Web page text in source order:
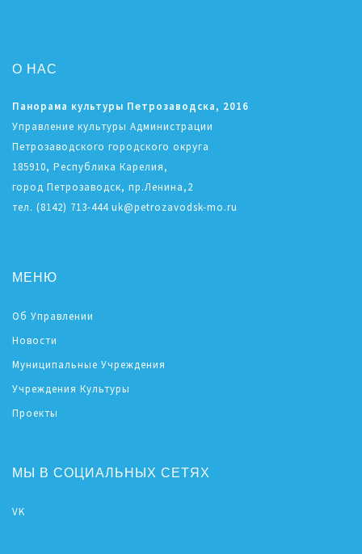
О НАС
Панорама культуры Петрозаводска, 2016
Управление культуры Администрации
Петрозаводского городского округа
185910, Республика Карелия,
город Петрозаводск, пр.Ленина,2
тел. (8142) 713-444 uk@petrozavodsk-mo.ru
МЕНЮ
Об Управлении
Новости
Муниципальные Учреждения
Учреждения Культуры
Проекты
МЫ В СОЦИАЛЬНЫХ СЕТЯХ
VK